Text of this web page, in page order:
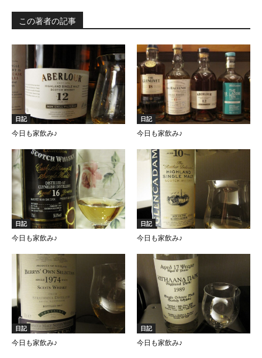
この著者の記事
日記
今日も家飲み♪
日記
今日も家飲み♪
日記
今日も家飲み♪
日記
今日も家飲み♪
日記
今日も家飲み♪
日記
今日も家飲み♪